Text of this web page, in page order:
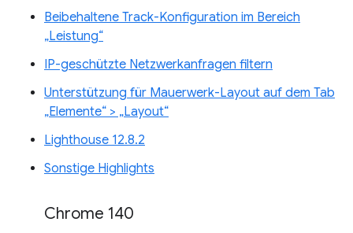
Beibehaltene Track-Konfiguration im Bereich
„Leistung“
IP-geschützte Netzwerkanfragen filtern
Unterstützung für Mauerwerk-Layout auf dem Tab
„Elemente“ > „Layout“
Lighthouse 12.8.2
Sonstige Highlights
Chrome 140